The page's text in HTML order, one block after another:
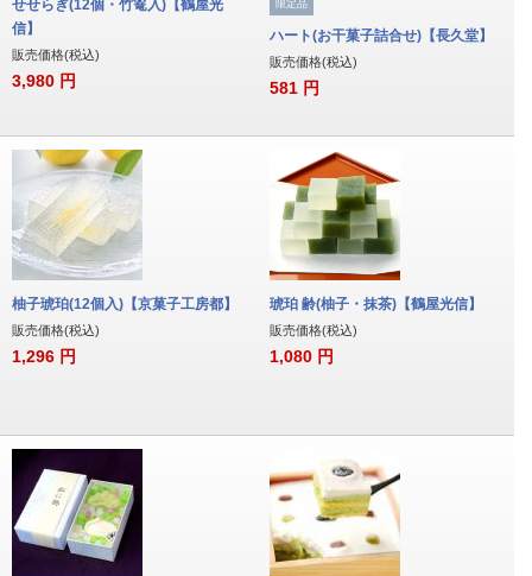
せせらぎ(12個・竹篭入)【鶴屋光
信】
販売価格(税込)
3,980 円
限定品
ハート(お干菓子詰合せ)【長久堂】
販売価格(税込)
581 円
柚子琥珀(12個入)【京菓子工房都】
販売価格(税込)
1,296 円
琥珀 齢(柚子・抹茶)【鶴屋光信】
販売価格(税込)
1,080 円